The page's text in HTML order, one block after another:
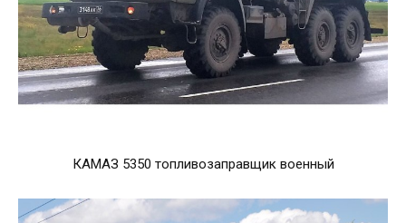
КАМАЗ 5350 топливозаправщик военный